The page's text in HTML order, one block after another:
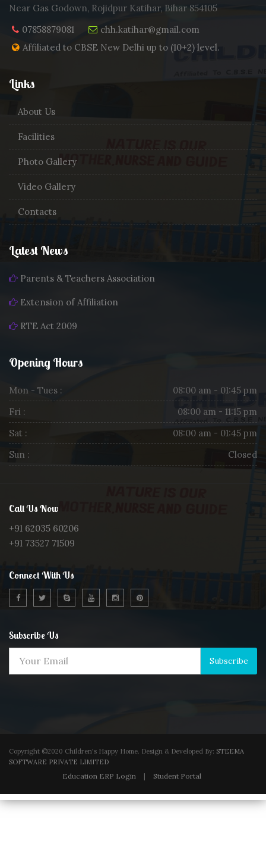
Near Gas Godown, Rojidpur Katihar, Bihar 854105
07858879081
chh.katihar@gmail.com
Affiliated to CBSE New Delhi up to (10+2) level.
Links
About Us
Facilities
Photo Gallery
Video Gallery
Contacts
Latest News
Parents & Teachers Association
Extension of Affiliation
RTE Act 2009
Opening Hours
Mon - Tues :
08:00 am - 01:45 pm
Fri :
08:00 am - 11:15 pm
Sat :
08:00 am - 01:45 pm
Sun :
Closed
Call Us Now
+91 62035 60206
+91 73527 71509
Connect With Us
Subscribe Us
Subscribe
Copyright ©2020 Children's Happy Home. Design & Developed By: STEEMA
SOFTWARE PRIVATE LIMITED
Education ERP Login | Student Portal